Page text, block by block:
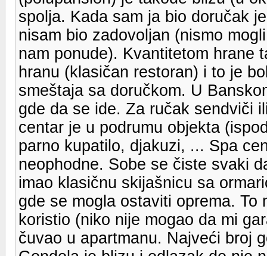
spolja. Kada sam ja bio doručak
nisam bio zadovoljan (nismo
nam ponude). Kvantitetom hrane
hranu (klasičan restoran) i to je
smeštaja sa doručkom. U
gde da se ide. Za ručak sendviči
centar je u podrumu objekta
parno kupatilo, djakuzi, ... Spa
neophodne. Sobe se čiste svaki
imao klasičnu skijašnicu sa
gde se mogla ostaviti oprema.
koristio (niko nije mogao da mi
čuvao u apartmanu. Najveći broj